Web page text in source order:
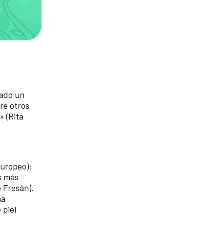
un
otros
(Rita
más
piel